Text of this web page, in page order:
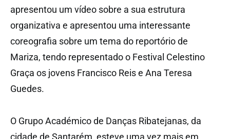
apresentou um vídeo sobre a sua estrutura
organizativa e apresentou uma interessante
coreografia sobre um tema do reportório de
Mariza, tendo representado o Festival Celestino
Graça os jovens Francisco Reis e Ana Teresa
Guedes.
O Grupo Académico de Danças Ribatejanas, da
cidade de Santarém, esteve uma vez mais em